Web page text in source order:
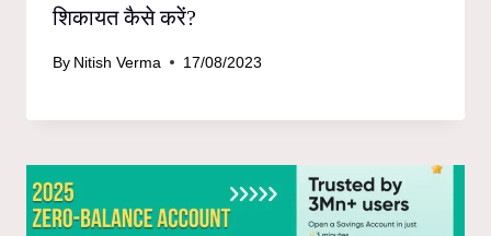
शिकायत कैसे करें?
By Nitish Verma 17/08/2023